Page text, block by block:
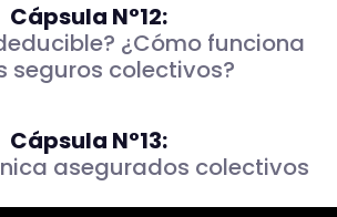
Cápsula N°12:
¿Cómo funciona
seguros colectivos?
Cápsula N°13:
asegurados colectivos